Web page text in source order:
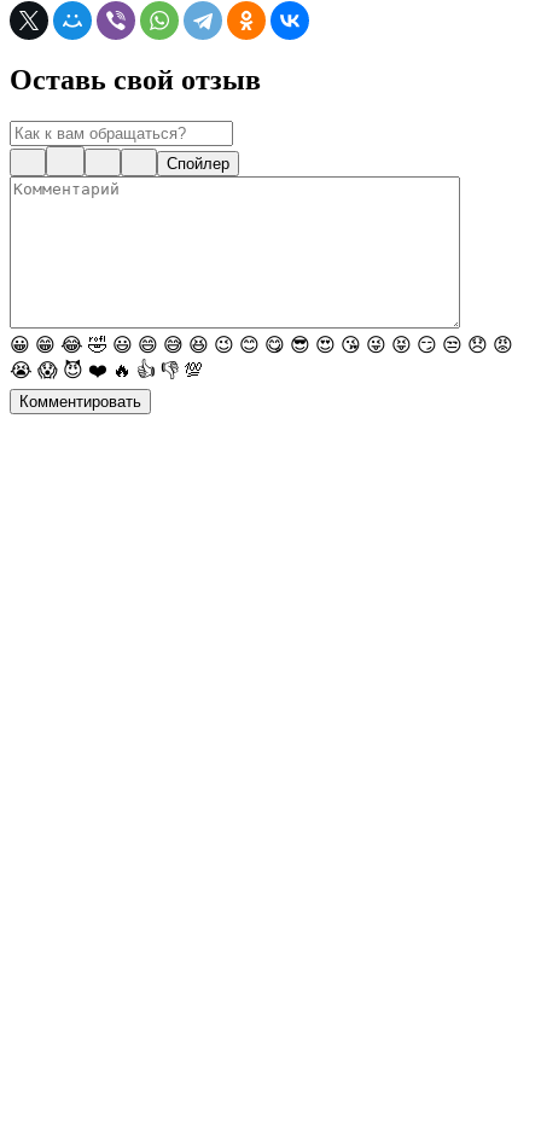
Оставь свой отзыв
Спойлер
😀 😁 😂 🤣 😃 😄 😅 😆 😉 😊 😋 😎 😍 😘 😜 😝 😏 😒 😞 😡
😭 😱 😈 ❤️ 🔥 👍 👎 💯
Комментировать